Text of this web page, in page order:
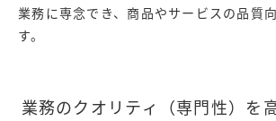
業務に専念でき、商品やサービスの品質
す。
業務のクオリティ（専門性）を